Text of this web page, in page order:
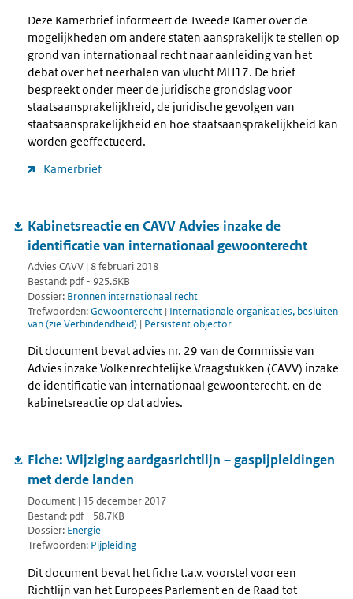
Deze Kamerbrief informeert de Tweede Kamer over de
mogelijkheden om andere staten aansprakelijk te stellen op
grond van internationaal recht naar aanleiding van het
debat over het neerhalen van vlucht MH17. De brief
bespreekt onder meer de juridische grondslag voor
staatsaansprakelijkheid, de juridische gevolgen van
staatsaansprakelijkheid en hoe staatsaansprakelijkheid kan
worden geeffectueerd.
Kamerbrief
Kabinetsreactie en CAVV Advies inzake de
identificatie van internationaal gewoonterecht
Advies CAVV | 8 februari 2018
Bestand: pdf - 925.6KB
Dossier: Bronnen internationaal recht
Trefwoorden:Gewoonterecht | Internationale organisaties, besluiten
van (zie Verbindendheid) | Persistent objector
Dit document bevat advies nr. 29 van de Commissie van
Advies inzake Volkenrechtelijke Vraagstukken (CAVV) inzake
de identificatie van internationaal gewoonterecht, en de
kabinetsreactie op dat advies.
Fiche: Wijziging aardgasrichtlijn – gaspijpleidingen
met derde landen
Document | 15 december 2017
Bestand: pdf - 58.7KB
Dossier: Energie
Trefwoorden: Pijpleiding
Dit document bevat het fiche t.a.v. voorstel voor een
Richtlijn van het Europees Parlement en de Raad tot